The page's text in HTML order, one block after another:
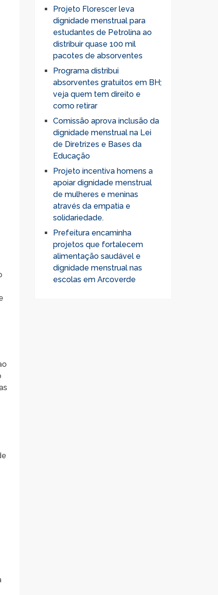
Projeto Florescer leva
dignidade menstrual para
estudantes de Petrolina ao
distribuir quase 100 mil
pacotes de absorventes
Programa distribui
absorventes gratuitos em BH;
veja quem tem direito e
como retirar
Comissão aprova inclusão da
dignidade menstrual na Lei
de Diretrizes e Bases da
Educação
Projeto incentiva homens a
apoiar dignidade menstrual
de mulheres e meninas
através da empatia e
solidariedade.
Prefeitura encaminha
projetos que fortalecem
alimentação saudável e
dignidade menstrual nas
escolas em Arcoverde